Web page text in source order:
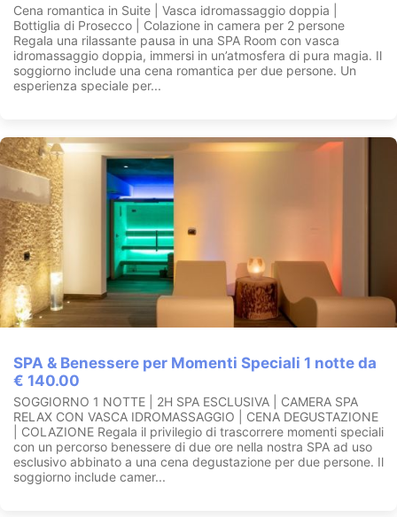
Cena romantica in Suite | Vasca idromassaggio doppia |
Bottiglia di Prosecco | Colazione in camera per 2 persone
Regala una rilassante pausa in una SPA Room con vasca
idromassaggio doppia, immersi in un’atmosfera di pura magia. Il
soggiorno include una cena romantica per due persone. Un
esperienza speciale per...
SPA & Benessere per Momenti Speciali 1 notte da
€ 140.00
SOGGIORNO 1 NOTTE | 2H SPA ESCLUSIVA | CAMERA SPA
RELAX CON VASCA IDROMASSAGGIO | CENA DEGUSTAZIONE
| COLAZIONE Regala il privilegio di trascorrere momenti speciali
con un percorso benessere di due ore nella nostra SPA ad uso
esclusivo abbinato a una cena degustazione per due persone. Il
soggiorno include camer...